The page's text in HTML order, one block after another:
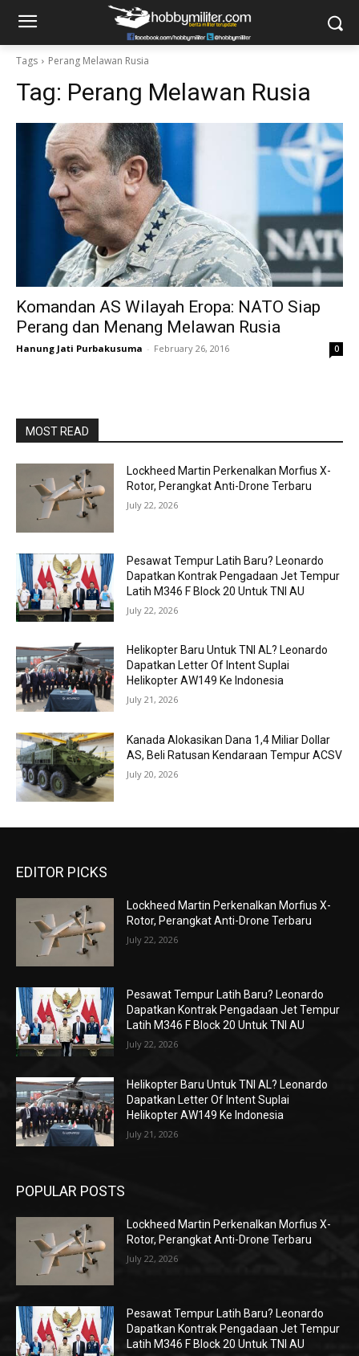
Tags Perang Melawan Rusia
Tag: Perang Melawan Rusia
Komandan AS Wilayah Eropa: NATO Siap
Perang dan Menang Melawan Rusia
Hanung Jati Purbakusuma - February 26, 2016 0
MOST READ
Lockheed Martin Perkenalkan Morfius X-
Rotor, Perangkat Anti-Drone Terbaru
July 22, 2026
Pesawat Tempur Latih Baru? Leonardo
Dapatkan Kontrak Pengadaan Jet Tempur
Latih M346 F Block 20 Untuk TNI AU
July 22, 2026
Helikopter Baru Untuk TNI AL? Leonardo
Dapatkan Letter Of Intent Suplai
Helikopter AW149 Ke Indonesia
July 21, 2026
Kanada Alokasikan Dana 1,4 Miliar Dollar
AS, Beli Ratusan Kendaraan Tempur ACSV
July 20, 2026
EDITOR PICKS
Lockheed Martin Perkenalkan Morfius X-
Rotor, Perangkat Anti-Drone Terbaru
July 22, 2026
Pesawat Tempur Latih Baru? Leonardo
Dapatkan Kontrak Pengadaan Jet Tempur
Latih M346 F Block 20 Untuk TNI AU
July 22, 2026
Helikopter Baru Untuk TNI AL? Leonardo
Dapatkan Letter Of Intent Suplai
Helikopter AW149 Ke Indonesia
July 21, 2026
POPULAR POSTS
Lockheed Martin Perkenalkan Morfius X-
Rotor, Perangkat Anti-Drone Terbaru
July 22, 2026
Pesawat Tempur Latih Baru? Leonardo
Dapatkan Kontrak Pengadaan Jet Tempur
Latih M346 F Block 20 Untuk TNI AU